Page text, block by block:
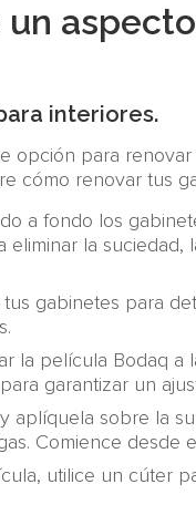
interiores.
opción para
cómo renovar tus
a fondo los
la
gabinetes para
la película Bodaq a
garantizar un
sobre la
Comience desde
utilice un cúter